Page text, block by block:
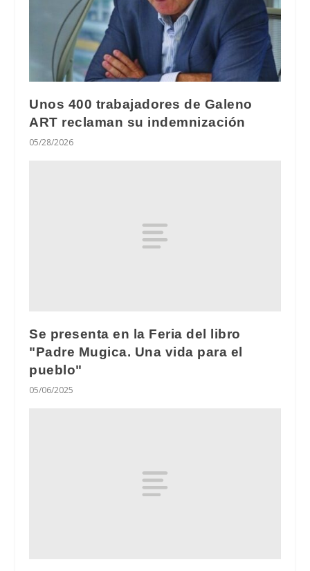
Unos 400 trabajadores de Galeno
ART reclaman su indemnización
05/28/2026
Se presenta en la Feria del libro
"Padre Mugica. Una vida para el
pueblo"
05/06/2025